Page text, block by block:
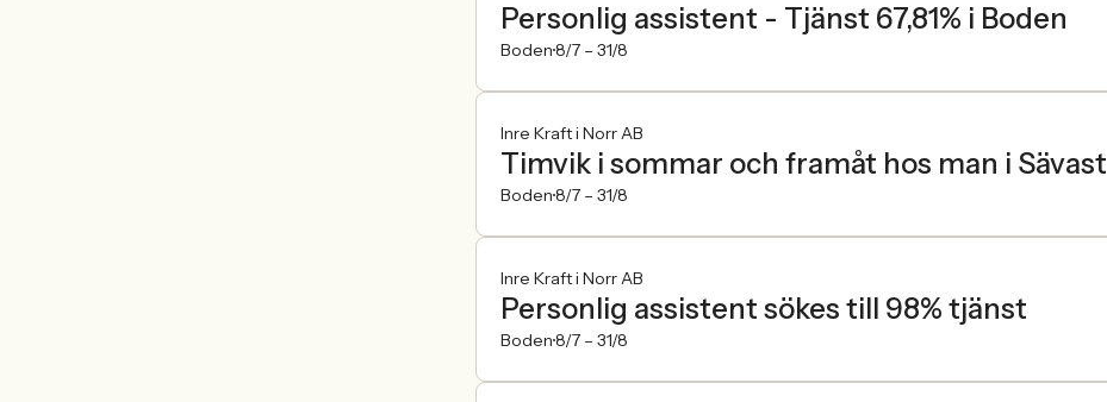
Personlig assistent - Tjänst 67,81% i Boden
Boden8/7 – 31/8
Inre Kraft i Norr AB
Timvik i sommar och framåt hos man i Sävast
Boden8/7 – 31/8
Inre Kraft i Norr AB
Personlig assistent sökes till 98% tjänst
Boden8/7 – 31/8